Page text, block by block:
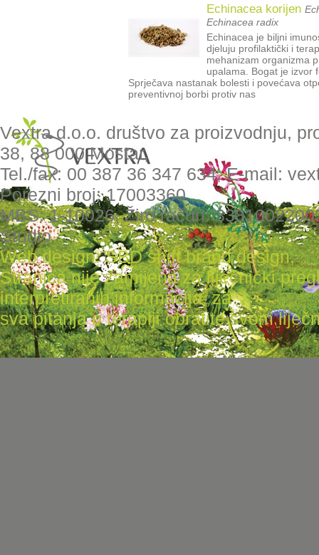
Echinacea korijen
Echinacea radix
Echinacea je biljni
djeluju profilaktički i
mehanizam organizma
upalama. Bogat je izvor
Sprječava nastanak bolesti i povećava
preventivnoj borbi protiv nas
Vextra d.o.o. društvo za proizvodnju,
38, 88 000 Mostar,
Tel./fax: 00 387 36 347 634, E-mail:
Porezni broj: 17003360
MBS: 1-10026, Žiro račun:
Studio
Web design: SBD shift brand design,
Stranica nije zamijena za liječnički
interpretiranih informacija, za
sva pitanja o terapiji obratite svom